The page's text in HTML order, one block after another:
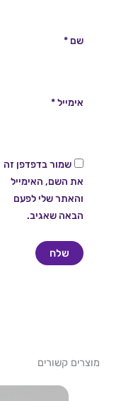
שם *
אימייל*
שמור בדפדפן זה
את השם, האימייל
והאתר שלי לפעם
הבאה שאגיב.
מוצרים קשורים